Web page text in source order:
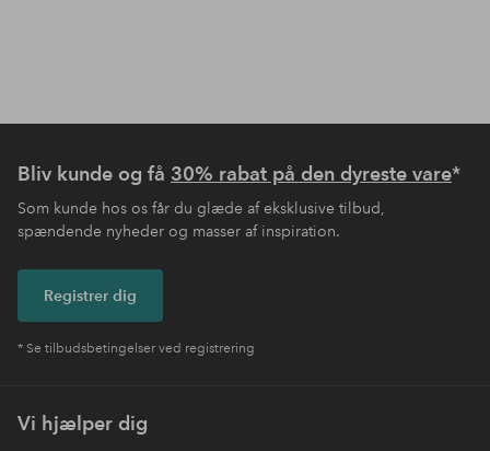
Bliv kunde og få 30% rabat på den dyreste vare*
Som kunde hos os får du glæde af eksklusive tilbud,
spændende nyheder og masser af inspiration.
Registrer dig
* Se tilbudsbetingelser ved registrering
Vi hjælper dig